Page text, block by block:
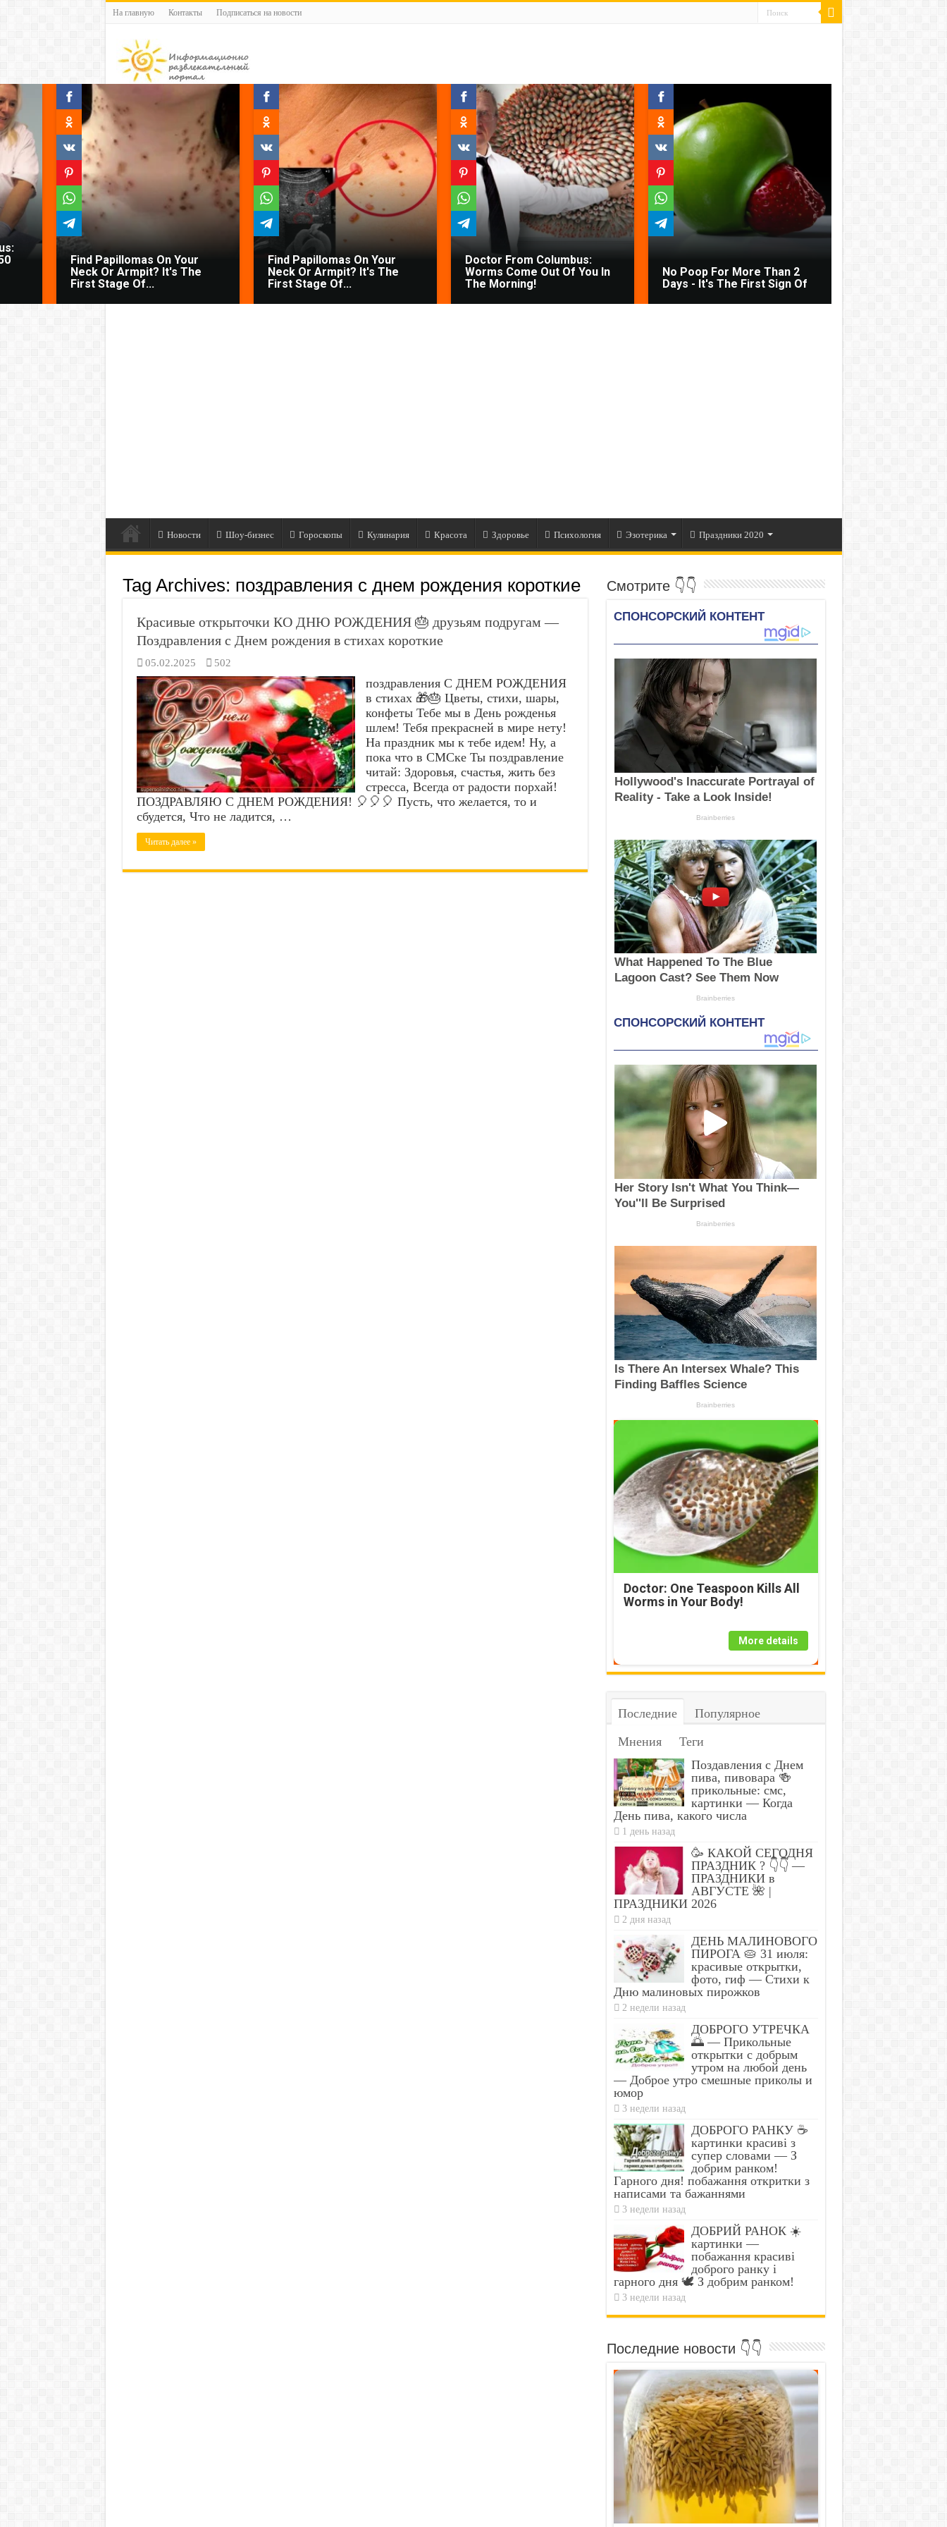
На главную Контакты Подписаться на новости
Find Papillomas On Your
Neck Or Armpit? It's The
First Stage Of...
Find Papillomas On Your
Neck Or Armpit? It's The
First Stage Of...
Doctor From Columbus:
Worms Come Out Of You In
The Morning!
No Poop For More Than 2
Days - It's The First Sign Of
Новости Шоу-бизнес Гороскопы Кулинария Красота Здоровье Психология Эзотерика Праздники 2020
Tag Archives: поздравления с днем рождения короткие
Красивые открыточки КО ДНЮ РОЖДЕНИЯ 🎂 друзьям подругам —
Поздравления с Днем рождения в стихах короткие
05.02.2025 502
поздравления С ДНЕМ РОЖДЕНИЯ
в стихах 🎁🎂 Цветы, стихи, шары,
конфеты Тебе мы в День рожденья
шлем! Тебя прекрасней в мире нету!
На праздник мы к тебе идем! Ну, а
пока что в СМСке Ты поздравление
читай: Здоровья, счастья, жить без
стресса, Всегда от радости порхай!
ПОЗДРАВЛЯЮ С ДНЕМ РОЖДЕНИЯ! 🎈🎈🎈 Пусть, что желается, то и
сбудется, Что не ладится, …
Читать далее »
Смотрите 👇👇
Doctor: One Teaspoon Kills All
Worms in Your Body!
More details
Последние
Популярное
Мнения
Теги
Поздавления с Днем
пива, пивовара 🍻
прикольные: смс,
картинки — Когда
День пива, какого числа
1 день назад
🥳 КАКОЙ СЕГОДНЯ
ПРАЗДНИК ? 👇👇 —
ПРАЗДНИКИ в
АВГУСТЕ 🌺 |
ПРАЗДНИКИ 2026
2 дня назад
ДЕНЬ МАЛИНОВОГО
ПИРОГА 🥧 31 июля:
красивые открытки,
фото, гиф — Стихи к
Дню малиновых пирожков
2 недели назад
ДОБРОГО УТРЕЧКА
🌅 — Прикольные
открытки с добрым
утром на любой день
— Доброе утро смешные приколы и
юмор
3 недели назад
ДОБРОГО РАНКУ ☕
картинки красиві з
супер словами — З
добрим ранком!
Гарного дня! побажання откритки з
написами та бажаннями
3 недели назад
ДОБРИЙ РАНОК ☀️
картинки —
побажання красиві
доброго ранку і
гарного дня 🕊️ З добрим ранком!
3 недели назад
Последние новости 👇👇